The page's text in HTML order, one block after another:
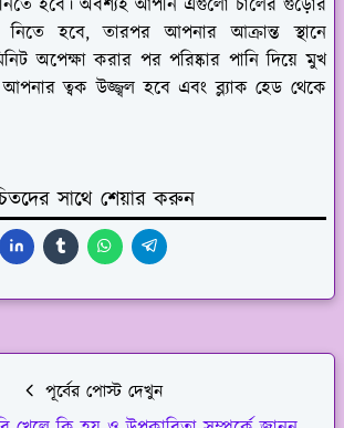
নিতে হবে। অবশ্যই আপনি এগুলো চালের গুঁড়োর
হবে, তারপর আপনার আক্রান্ত স্থানে
অপেক্ষা করার পর পরিষ্কার পানি দিয়ে মুখ
ত্বক উজ্জ্বল হবে এবং ব্ল্যাক হেড থেকে
সাথে শেয়ার করুন
পূর্বের পোস্ট দেখুন